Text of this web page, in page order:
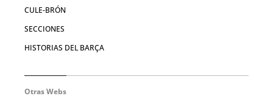
CULE-BRÓN
SECCIONES
HISTORIAS DEL BARÇA
Otras Webs